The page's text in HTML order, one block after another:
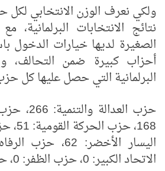
ولكي نعرف الوزن الانتخابي
نتائج الانتخابات البرلمانية،
الصغيرة لديها خيارات الدخول
أحزاب كبيرة ضمن التحالف،
البرلمانية التي حصل عليها كل
حزب
الاتحاد الكبير: 0، حزب الظفر: 0، حزب البلد: 0.